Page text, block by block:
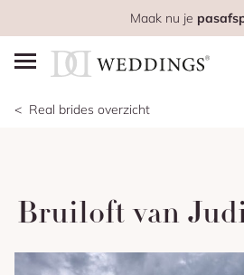
Maak nu je
Real brides overzicht
Bruiloft van